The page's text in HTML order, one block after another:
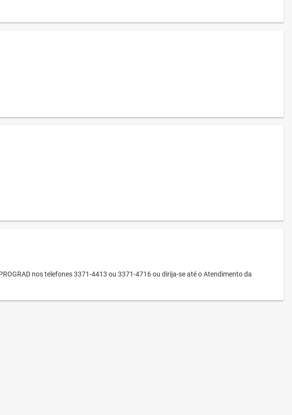
nos telefones 3371-4413 ou 3371-4716 ou dirija-se até o Atendimento da